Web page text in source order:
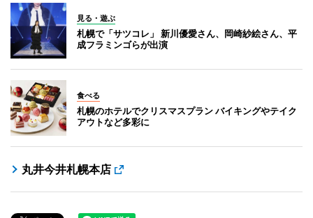
見る・遊ぶ
札幌で「サツコレ」 新川優愛さん、岡崎紗絵さん、平
成フラミンゴらが出演
食べる
札幌のホテルでクリスマスプラン バイキングやテイク
アウトなど多彩に
丸井今井札幌本店